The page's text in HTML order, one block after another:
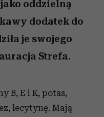
oddzielną
dodatek do
je swojego
Strefa.
B, E i K, potas,
lecytynę. Mają